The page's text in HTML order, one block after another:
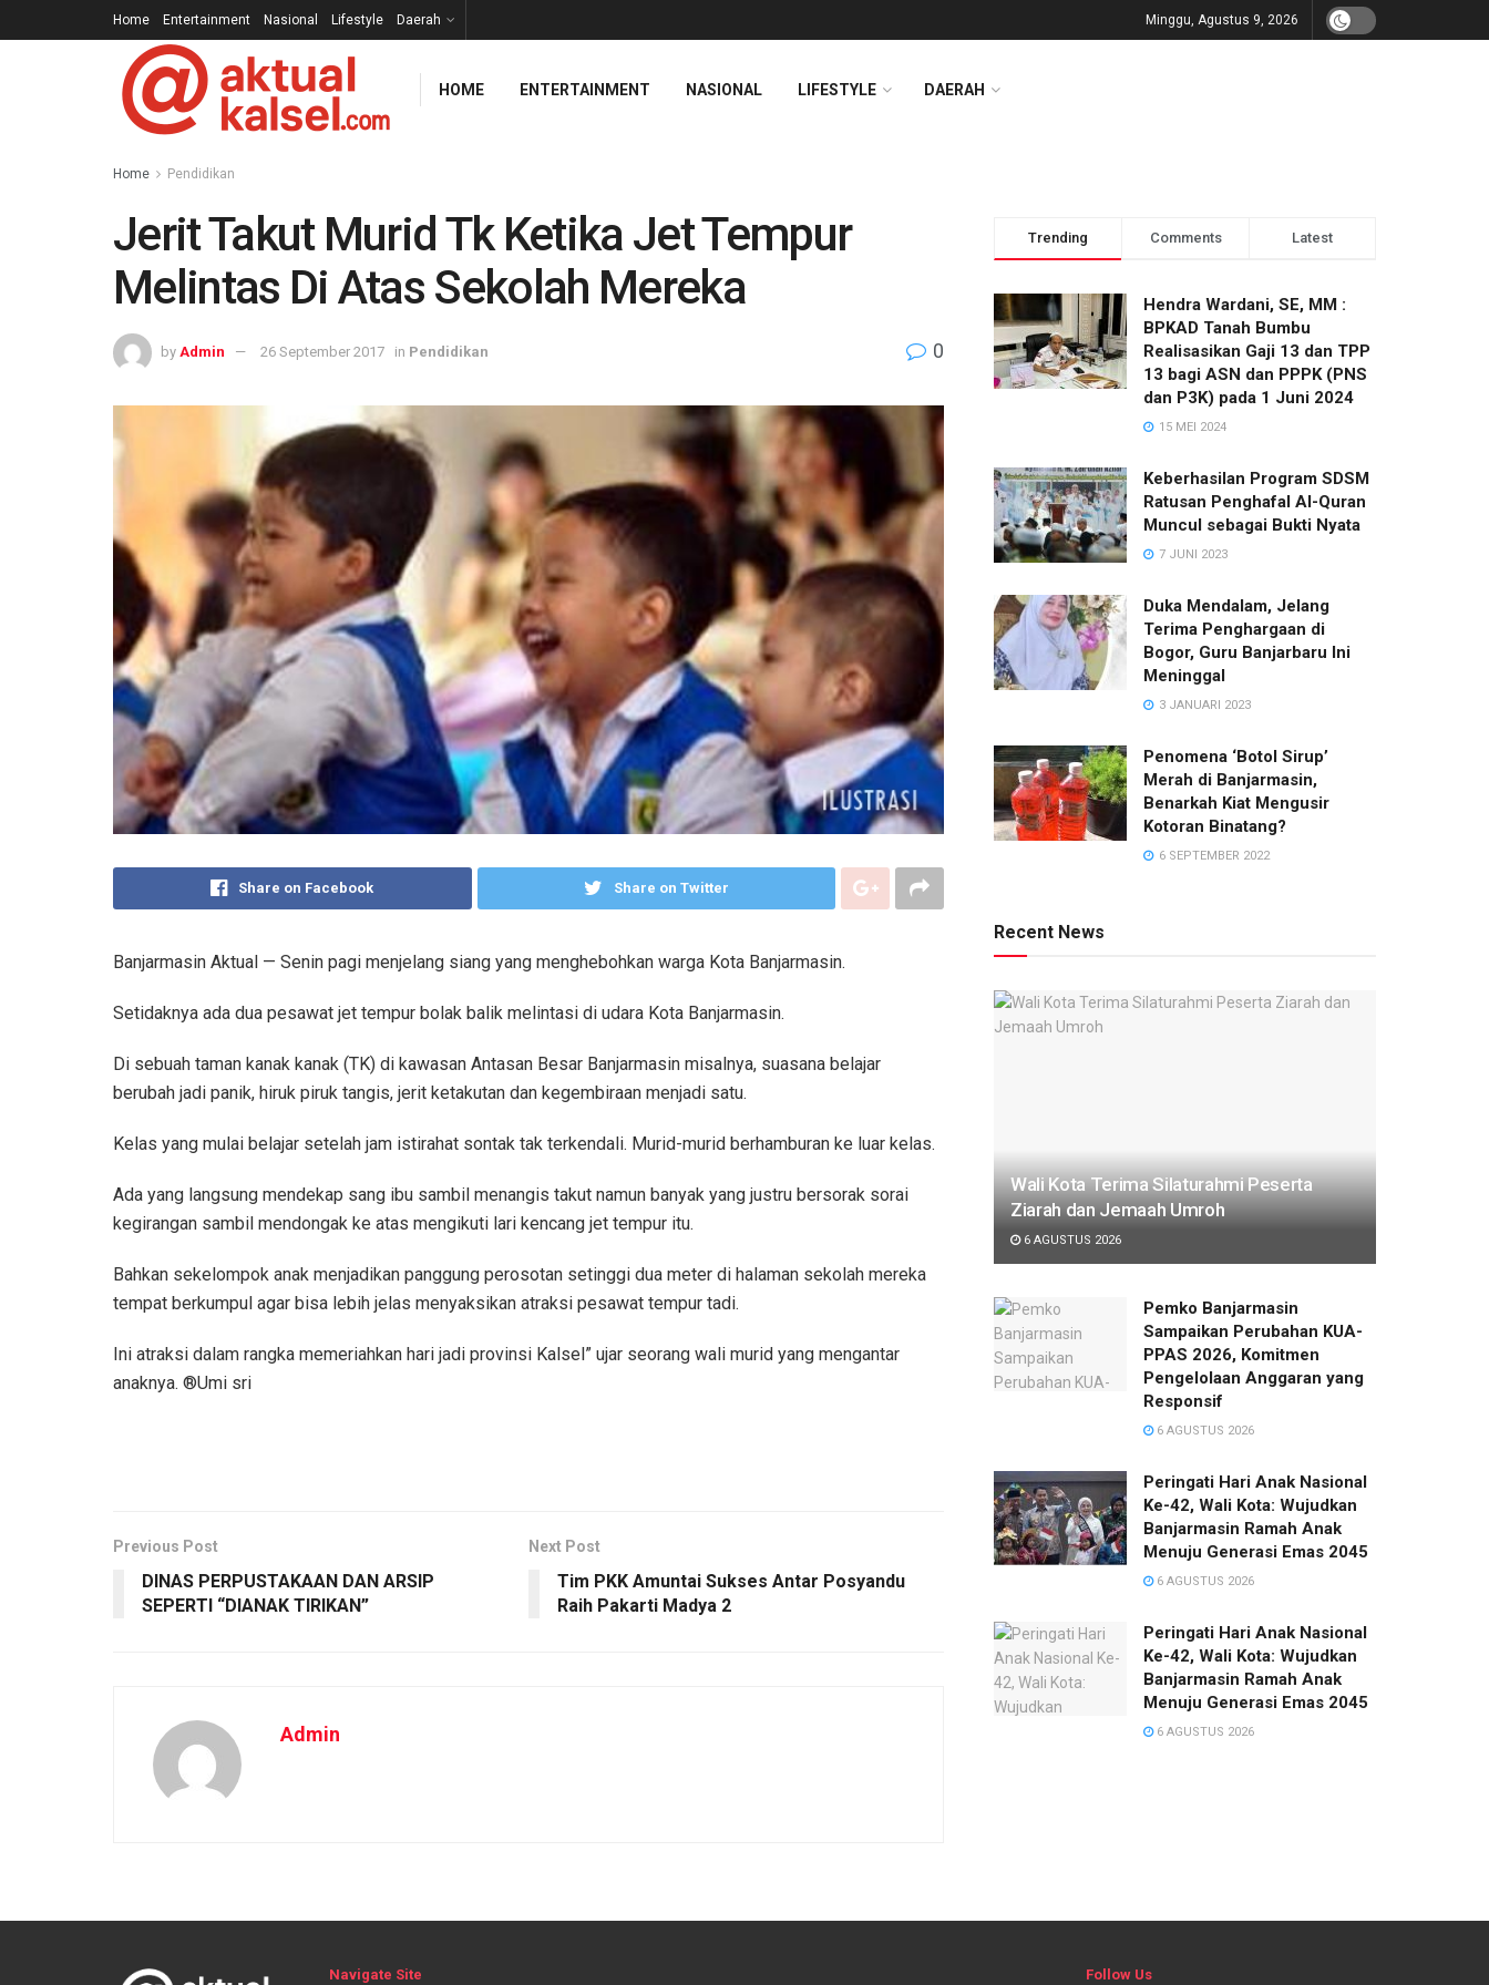
Home Entertainment Nasional Lifestyle Daerah Minggu, Agustus 9, 2026
HOME ENTERTAINMENT NASIONAL LIFESTYLE DAERAH
Home Pendidikan
Jerit Takut Murid Tk Ketika Jet Tempur
Melintas Di Atas Sekolah Mereka
by Admin 26 September 2017 in Pendidikan 0
Share on Facebook Share on Twitter
Banjarmasin Aktual — Senin pagi menjelang siang yang menghebohkan warga Kota Banjarmasin.
Setidaknya ada dua pesawat jet tempur bolak balik melintasi di udara Kota Banjarmasin.
Di sebuah taman kanak kanak (TK) di kawasan Antasan Besar Banjarmasin misalnya, suasana belajar
berubah jadi panik, hiruk piruk tangis, jerit ketakutan dan kegembiraan menjadi satu.
Kelas yang mulai belajar setelah jam istirahat sontak tak terkendali. Murid-murid berhamburan ke luar kelas.
Ada yang langsung mendekap sang ibu sambil menangis takut namun banyak yang justru bersorak sorai
kegirangan sambil mendongak ke atas mengikuti lari kencang jet tempur itu.
Bahkan sekelompok anak menjadikan panggung perosotan setinggi dua meter di halaman sekolah mereka
tempat berkumpul agar bisa lebih jelas menyaksikan atraksi pesawat tempur tadi.
Ini atraksi dalam rangka memeriahkan hari jadi provinsi Kalsel” ujar seorang wali murid yang mengantar
anaknya. ®Umi sri
Previous Post
DINAS PERPUSTAKAAN DAN ARSIP
SEPERTI “DIANAK TIRIKAN”
Next Post
Tim PKK Amuntai Sukses Antar Posyandu
Raih Pakarti Madya 2
Admin
Trending Comments Latest
Hendra Wardani, SE, MM :
BPKAD Tanah Bumbu
Realisasikan Gaji 13 dan TPP
13 bagi ASN dan PPPK (PNS
dan P3K) pada 1 Juni 2024
15 MEI 2024
Keberhasilan Program SDSM
Ratusan Penghafal Al-Quran
Muncul sebagai Bukti Nyata
7 JUNI 2023
Duka Mendalam, Jelang
Terima Penghargaan di
Bogor, Guru Banjarbaru Ini
Meninggal
3 JANUARI 2023
Penomena ‘Botol Sirup’
Merah di Banjarmasin,
Benarkah Kiat Mengusir
Kotoran Binatang?
6 SEPTEMBER 2022
Recent News
Wali Kota Terima Silaturahmi Peserta
Ziarah dan Jemaah Umroh
6 AGUSTUS 2026
Pemko Banjarmasin
Sampaikan Perubahan KUA-
PPAS 2026, Komitmen
Pengelolaan Anggaran yang
Responsif
6 AGUSTUS 2026
Peringati Hari Anak Nasional
Ke-42, Wali Kota: Wujudkan
Banjarmasin Ramah Anak
Menuju Generasi Emas 2045
6 AGUSTUS 2026
Peringati Hari Anak Nasional
Ke-42, Wali Kota: Wujudkan
Banjarmasin Ramah Anak
Menuju Generasi Emas 2045
6 AGUSTUS 2026
Navigate Site Follow Us